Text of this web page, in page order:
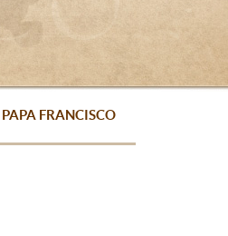
FRANCISCO